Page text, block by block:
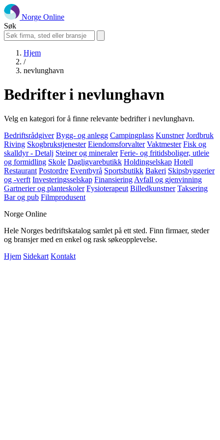
Norge Online
Søk
Hjem
/
nevlunghavn
Bedrifter i nevlunghavn
Velg en kategori for å finne relevante bedrifter i nevlunghavn.
Bedriftsrådgiver Bygg- og anlegg Campingplass Kunstner Jordbruk
Riving Skogbrukstjenester Eiendomsforvalter Vaktmester Fisk og
skalldyr - Detalj Steiner og mineraler Ferie- og fritidsboliger, utleie
og formidling Skole Dagligvarebutikk Holdingselskap Hotell
Restaurant Postordre Eventbyrå Sportsbutikk Bakeri Skipsbyggerier
og -verft Investeringsselskap Finansiering Avfall og gjenvinning
Gartnerier og planteskoler Fysioterapeut Billedkunstner Taksering
Bar og pub Filmprodusent
Norge Online
Hele Norges bedriftskatalog samlet på ett sted. Finn firmaer, steder
og bransjer med en enkel og rask søkeopplevelse.
Hjem Sidekart Kontakt